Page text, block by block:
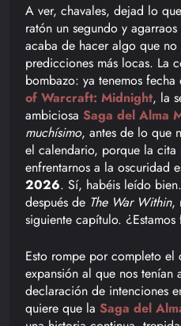
A ver, chavales, dejad lo
ratón un segundo y
acaba de hacer algo que no
predicciones más locas. La
bombazo: ya tenemos
of Warcraft: Midnight, la
ambiciosa Saga del Alma
muchísimo, antes de lo que
el calendario, porque la
enfrentarnos a la oscuridad
2026. Sí, habéis leído
después de The War Within,
siguiente capítulo.
Esto rompe por completo
expansión al que nos tenían
declaración de intenciones
quiere que la Saga del